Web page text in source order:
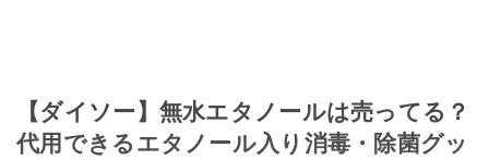
【ダイソー】無水エタノールは売ってる？
代用できるエタノール入り消毒・除菌グッ